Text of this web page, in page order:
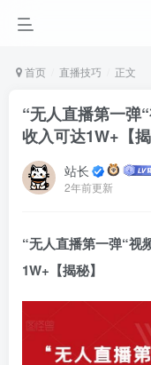
首页 直播技巧 正文
“无人直播第一弹
收入可达1W+【揭
站长
2年前更新
“无人直播第一弹“视
1W+【揭秘】